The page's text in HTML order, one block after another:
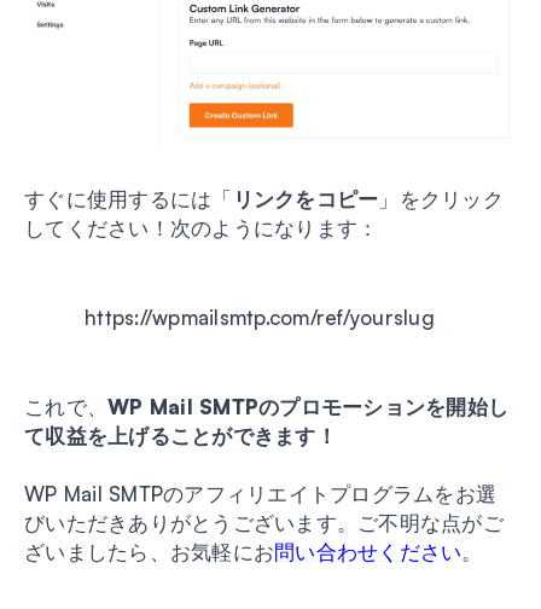
すぐに使用するには「 リンクをコピー 」をクリック
してください！次のようになります：
https://wpmailsmtp.com/ref/yourslug
これで、 WP Mail SMTPのプロモーションを開始し
て収益を上げることができます！
WP Mail SMTPのアフィリエイトプログラムをお選
びいただきありがとうございます。ご不明な点がご
ざいましたら、お気軽にお問い合わせください。